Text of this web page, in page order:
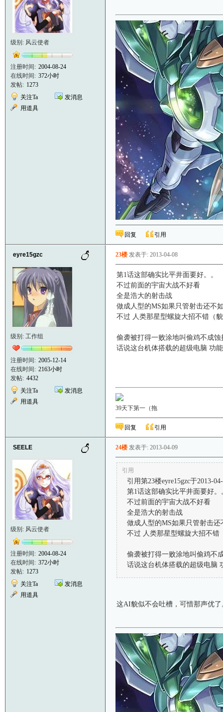
级别: 风云使者
注册时间: 2004-08-24
在线时间: 372小时
发帖: 1273
关注Ta
发消息
用道具
回复 引用
eyre15gzc
级别: 工作组
注册时间: 2005-12-14
在线时间: 2163小时
发帖: 4432
关注Ta
发消息
用道具
23楼 发表于: 2013-04-08
第1话这部确实比平井面要好。。
不过前面的宇宙大战不好看
全是浩大的射击战
做成人型的MS如果只管射击还不
不过 人类那星型螺旋大招不错（
偷袭被打得一败涂地叫偷鸡不成蚀
话说这台机体搭载的超级电脑 功
39天下第一（拖
回复 引用
SEELE
级别: 风云使者
注册时间: 2004-08-24
在线时间: 372小时
发帖: 1273
关注Ta
发消息
用道具
24楼 发表于: 2013-04-09
引用
引用第23楼eyre15gzc于2013-
第1话这部确实比平井面要好。
不过前面的宇宙大战不好看
全是浩大的射击战
做成人型的MS如果只管射击
不过 人类那星型螺旋大招不错
偷袭被打得一败涂地叫偷鸡不
话说这台机体搭载的超级电脑
这AI貌似不会吐槽，可惜那声优了